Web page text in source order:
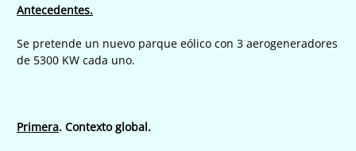
Antecedentes.
Se pretende un nuevo parque eólico con 3 aerogeneradores
de 5300 KW cada uno.
Primera. Contexto global.